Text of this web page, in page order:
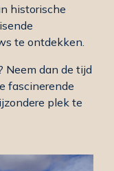
historische
te ontdekken.
Neem dan de tijd
fascinerende
plek te